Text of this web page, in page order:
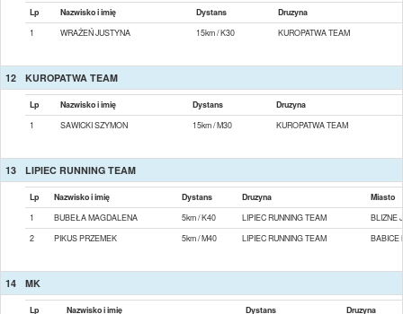
Lp Nazwisko i imię Dystans
Druzyna
1
WRAŻEŃ JUSTYNA 15km / K30 KUROPATWA TEAM
12 KUROPATWA TEAM
Lp Nazwisko i imię Dystans
Druzyna
1
SAWICKI SZYMON 15km / M30 KUROPATWA TEAM
13 LIPIEC RUNNING TEAM
Lp Nazwisko i imię Dystans Druzyna
Miasto
1
BUBEŁA MAGDALENA 5km / K40 LIPIEC RUNNING TEAM
BLIZNE
2
PIKUS PRZEMEK 5km / M40 LIPIEC RUNNING TEAM BABICE
14 MK
Lp Nazwisko i imię Dystans
Druzyna